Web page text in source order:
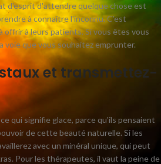
d'esprit d'attendre quelque chose est
à connaître l'inconnu. C'est
à leurs patients. Si vous êtes vous
que vous souhaitez emprunter.
et transmettez-
ce qui signifie glace, parce qu'ils pensaient
de cette beauté naturelle. Si les
avec un minéral unique, qui peut
Pour les thérapeutes, il vaut la peine de